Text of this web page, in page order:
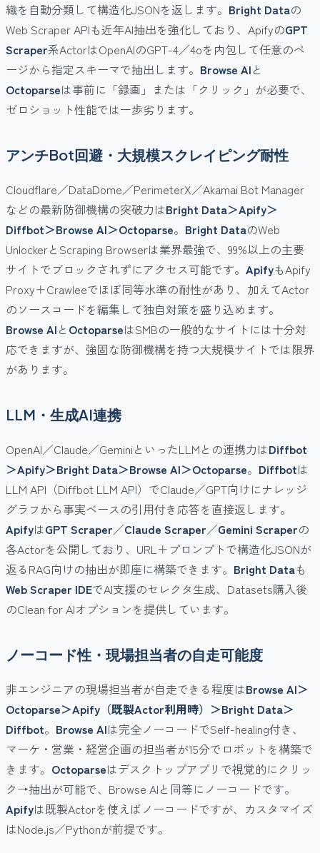
織を自動分類して構造化JSONを返します。 Bright Dataの
Web Scraper APIも近年AI抽出を強化しており、ApifyのGPT
Scraper系ActorはOpenAIのGPT-4／4oを内包して任意のペ
ージから指定スキーマで抽出します。 Browse AIと
Octoparseは事前に「録画」または「クリック」が必要で、
ゼロショット性能では一歩劣ります。
アンチBot回避・大規模スクレイピング耐性
Cloudflare／DataDome／PerimeterX／Akamai Bot Manager
などの最新防御機構の突破力はBright Data＞Apify＞
Diffbot＞Browse AI＞Octoparse。 Bright DataのWeb
UnlockerとScraping Browserは業界最強で、99%以上の主要
サイトでブロックされずにアクセス可能です。 ApifyもApify
Proxy＋Crawleeでほぼ同等水準の耐性があり、加えてActor
のソースコードを編集して独自対策を盛り込めます。
Browse AIと OctoparseはSMBの一般的なサイトには十分対
応できますが、強固な防御機構を持つ大規模サイトでは限界
があります。
LLM・生成AI連携
OpenAI／Claude／GeminiといったLLMとの連携力はDiffbot
＞Apify＞Bright Data＞Browse AI＞Octoparse。 Diffbotは
LLM API（Diffbot LLM API）でClaude／GPT向けにナレッジ
グラフから事実ベースの引用付き応答を直接返します。
ApifyはGPT Scraper／Claude Scraper／Gemini Scraperの
各Actorを公開しており、URL＋プロンプトで構造化JSONが
返るRAG向けの抽出が即座に構築できます。 Bright Dataも
Web Scraper IDEでAI支援のセレクタ生成、Datasets購入後
のClean for AIオプションを提供しています。
ノーコード性・現場担当者の自走可能度
非エンジニアの現場担当者が自走できる程度はBrowse AI＞
Octoparse＞Apify（既製Actor利用時）＞Bright Data＞
Diffbot。 Browse AIは完全ノーコードでSelf-healing付き、
マーケ・営業・経営企画の担当者が15分でロボットを構築で
きます。 Octoparseはデスクトップアプリで視覚的にクリッ
ク→抽出が可能で、Browse AIと同等にノーコードです。
Apifyは既製Actorを使えばノーコードですが、カスタマイズ
はNode.js／Pythonが前提です。